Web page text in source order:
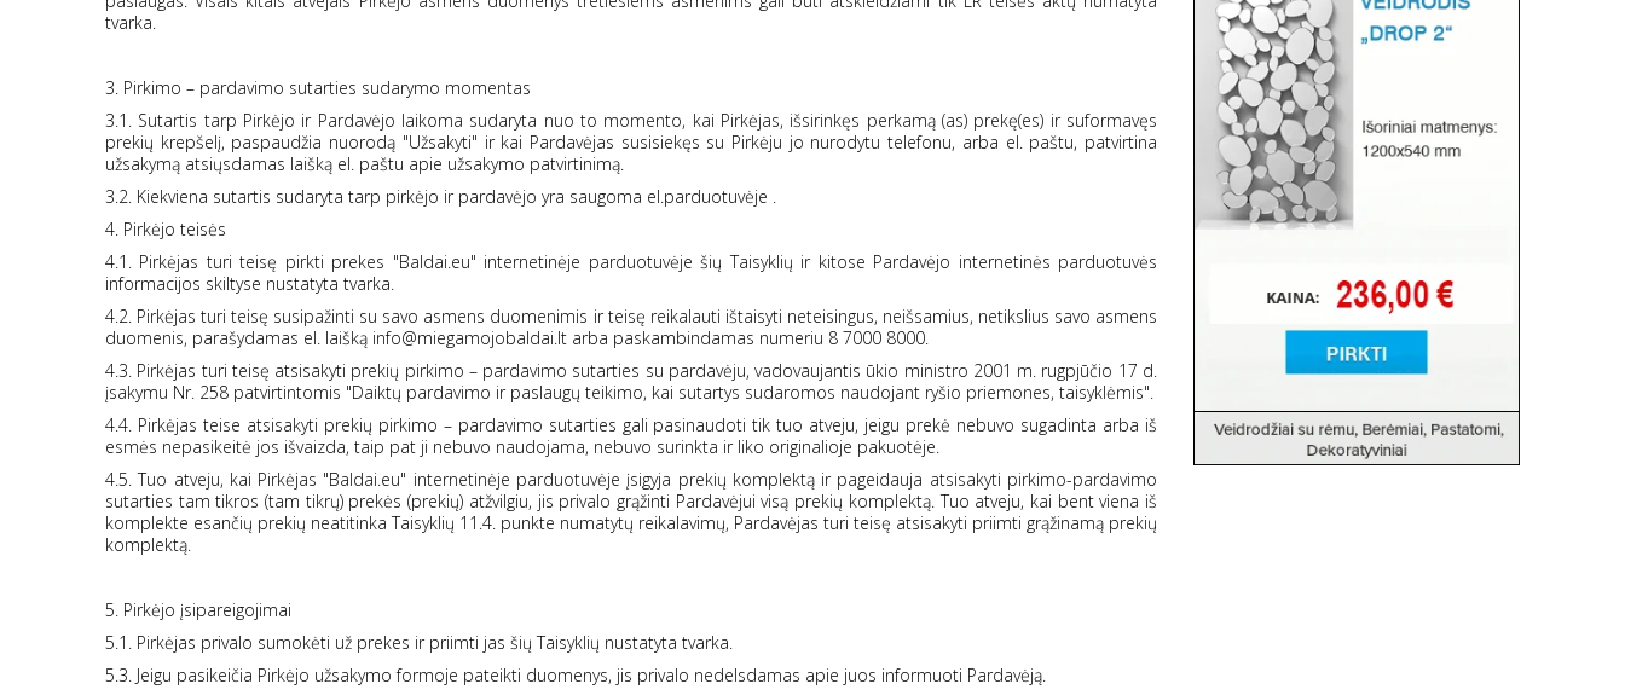
tvarka.
3. Pirkimo – pardavimo sutarties sudarymo momentas
3.1. Sutartis tarp Pirkėjo ir Pardavėjo laikoma sudaryta nuo to momento, kai Pirkėjas, išsirinkęs perkamą (as) prekę(es) ir suformavęs
prekių krepšelį, paspaudžia nuorodą "Užsakyti" ir kai Pardavėjas susisiekęs su Pirkėju jo nurodytu telefonu, arba el. paštu, patvirtina
užsakymą atsiųsdamas laišką el. paštu apie užsakymo patvirtinimą.
3.2. Kiekviena sutartis sudaryta tarp pirkėjo ir pardavėjo yra saugoma el.parduotuvėje .
4. Pirkėjo teisės
4.1. Pirkėjas turi teisę pirkti prekes "Baldai.eu" internetinėje parduotuvėje šių Taisyklių ir kitose Pardavėjo internetinės parduotuvės
informacijos skiltyse nustatyta tvarka.
4.2. Pirkėjas turi teisę susipažinti su savo asmens duomenimis ir teisę reikalauti ištaisyti neteisingus, neišsamius, netikslius savo asmens
duomenis, parašydamas el. laišką info@miegamojobaldai.lt arba paskambindamas numeriu 8 7000 8000.
4.3. Pirkėjas turi teisę atsisakyti prekių pirkimo – pardavimo sutarties su pardavėju, vadovaujantis ūkio ministro 2001 m. rugpjūčio 17 d.
įsakymu Nr. 258 patvirtintomis "Daiktų pardavimo ir paslaugų teikimo, kai sutartys sudaromos naudojant ryšio priemones, taisyklėmis".
4.4. Pirkėjas teise atsisakyti prekių pirkimo – pardavimo sutarties gali pasinaudoti tik tuo atveju, jeigu prekė nebuvo sugadinta arba iš
esmės nepasikeitė jos išvaizda, taip pat ji nebuvo naudojama, nebuvo surinkta ir liko originalioje pakuotėje.
4.5. Tuo atveju, kai Pirkėjas "Baldai.eu" internetinėje parduotuvėje įsigyja prekių komplektą ir pageidauja atsisakyti pirkimo-pardavimo
sutarties tam tikros (tam tikrų) prekės (prekių) atžvilgiu, jis privalo grąžinti Pardavėjui visą prekių komplektą. Tuo atveju, kai bent viena iš
komplekte esančių prekių neatitinka Taisyklių 11.4. punkte numatytų reikalavimų, Pardavėjas turi teisę atsisakyti priimti grąžinamą prekių
komplektą.
5. Pirkėjo įsipareigojimai
5.1. Pirkėjas privalo sumokėti už prekes ir priimti jas šių Taisyklių nustatyta tvarka.
5.3. Jeigu pasikeičia Pirkėjo užsakymo formoje pateikti duomenys, jis privalo nedelsdamas apie juos informuoti Pardavėją.